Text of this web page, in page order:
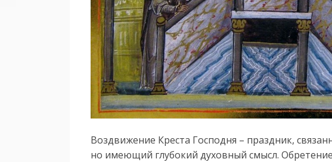
Воздвижение Креста Господня – праздник,
но имеющий глубокий духовный смысл. Обретение